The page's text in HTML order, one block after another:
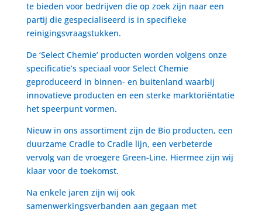
te bieden voor bedrijven die op zoek zijn naar een
partij die gespecialiseerd is in specifieke
reinigingsvraagstukken.
De ‘Select Chemie’ producten worden volgens onze
specificatie’s speciaal voor Select Chemie
geproduceerd in binnen- en buitenland waarbij
innovatieve producten en een sterke marktoriëntatie
het speerpunt vormen.
Nieuw in ons assortiment zijn de Bio producten, een
duurzame Cradle to Cradle lijn, een verbeterde
vervolg van de vroegere Green-Line. Hiermee zijn wij
klaar voor de toekomst.
Na enkele jaren zijn wij ook
samenwerkingsverbanden aan gegaan met